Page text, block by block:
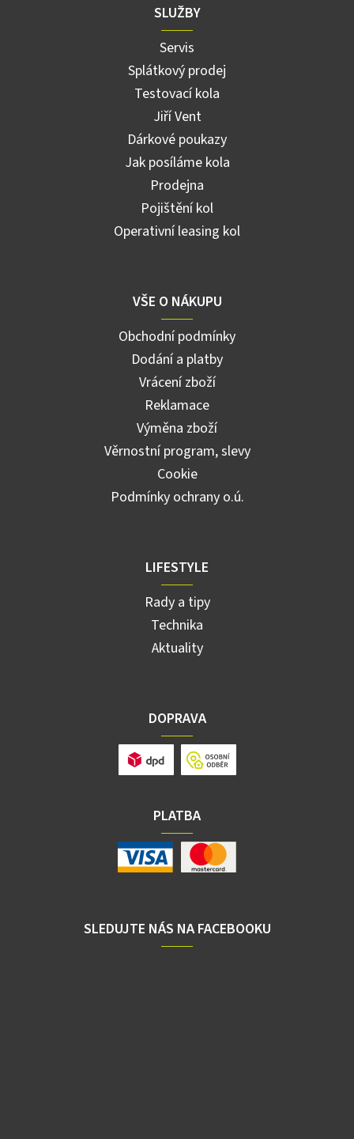
SLUŽBY
Servis
Splátkový prodej
Testovací kola
Jiří Vent
Dárkové poukazy
Jak posíláme kola
Prodejna
Pojištění kol
Operativní leasing kol
VŠE O NÁKUPU
Obchodní podmínky
Dodání a platby
Vrácení zboží
Reklamace
Výměna zboží
Věrnostní program, slevy
Cookie
Podmínky ochrany o.ú.
LIFESTYLE
Rady a tipy
Technika
Aktuality
DOPRAVA
PLATBA
SLEDUJTE NÁS NA FACEBOOKU